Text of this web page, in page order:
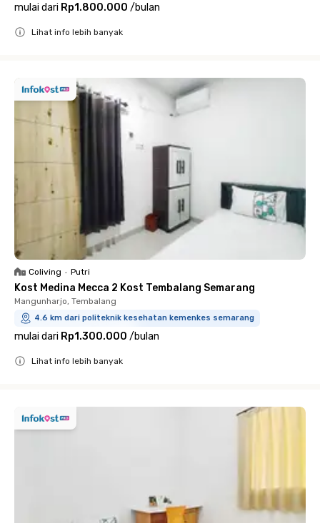
mulai dari Rp1.800.000 /bulan
Lihat info lebih banyak
Coliving • Putri
Kost Medina Mecca 2 Kost Tembalang Semarang
Mangunharjo, Tembalang
4.6 km dari politeknik kesehatan kemenkes semarang
mulai dari Rp1.300.000 /bulan
Lihat info lebih banyak